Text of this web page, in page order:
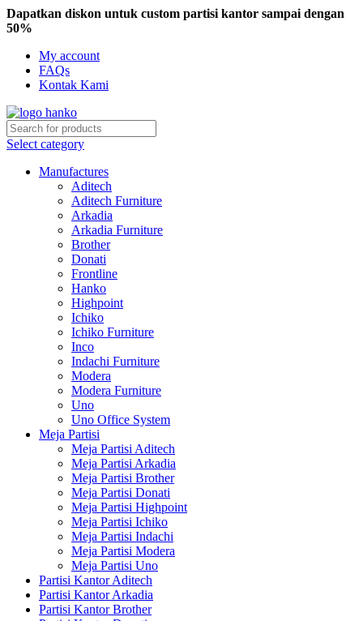
Dapatkan diskon untuk custom partisi kantor sampai dengan
50%
My account
FAQs
Kontak Kami
Select category
Manufactures
Aditech
Aditech Furniture
Arkadia
Arkadia Furniture
Brother
Donati
Frontline
Hanko
Highpoint
Ichiko
Ichiko Furniture
Inco
Indachi Furniture
Modera
Modera Furniture
Uno
Uno Office System
Meja Partisi
Meja Partisi Aditech
Meja Partisi Arkadia
Meja Partisi Brother
Meja Partisi Donati
Meja Partisi Highpoint
Meja Partisi Ichiko
Meja Partisi Indachi
Meja Partisi Modera
Meja Partisi Uno
Partisi Kantor Aditech
Partisi Kantor Arkadia
Partisi Kantor Brother